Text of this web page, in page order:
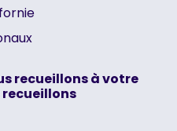
recueillons à votre
recueillons